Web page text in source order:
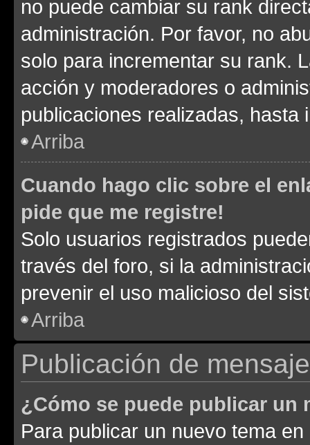
no puede cambiar su rank
administración. Por favor, no
solo para incrementar su rank.
acción y moderadores o
publicaciones realizadas, hasta
Arriba
Cuando hago clic sobre el
pide que me registre!
Solo usuarios registrados
través del foro, si la
prevenir el uso malicioso del
Arriba
Publicación de
¿Cómo se puede publicar un
Para publicar un nuevo tema